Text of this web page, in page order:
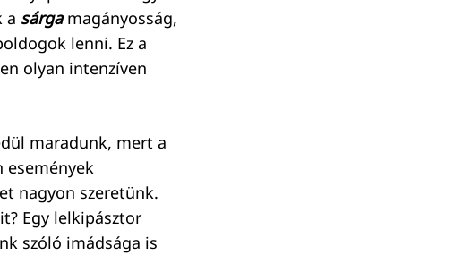
a sárga magányosság,
lenni. Ez a
olyan intenzíven
maradunk, mert a
események
nagyon szeretünk.
Egy lelkipásztor
szóló imádsága is